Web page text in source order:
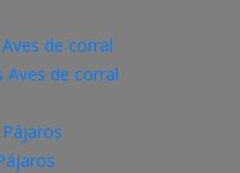
de corral
Aves de corral